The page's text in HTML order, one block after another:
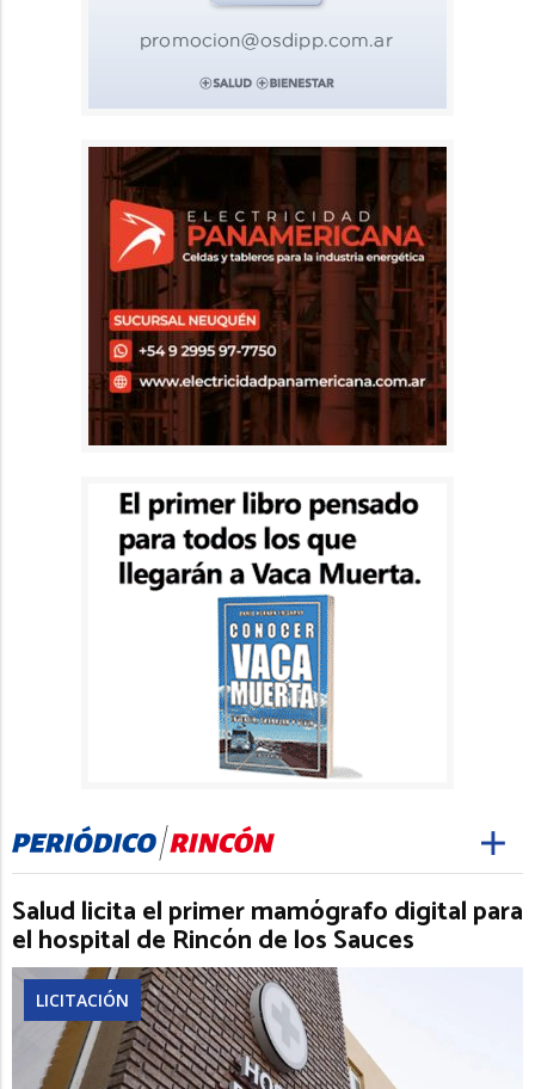
Salud licita el primer mamógrafo digital para
el hospital de Rincón de los Sauces
LICITACIÓN